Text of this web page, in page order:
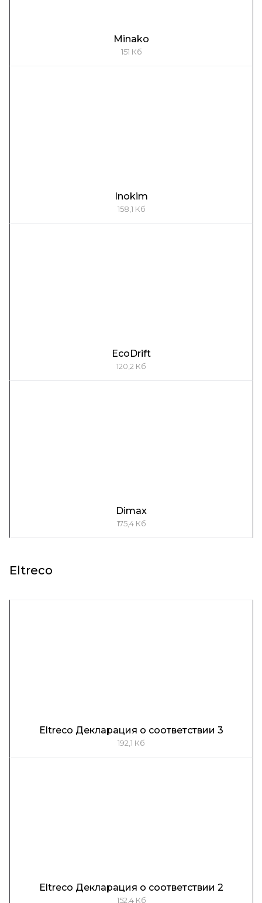
Minako
151 Кб
Inokim
158,1 Кб
EcoDrift
120,2 Кб
Dimax
175,4 Кб
Eltreco
Eltreco Декларация о соответствии 3
192,1 Кб
Eltreco Декларация о соответствии 2
152,4 Кб